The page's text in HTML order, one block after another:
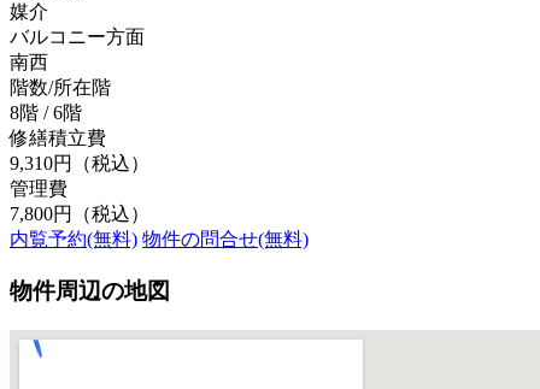
媒介
バルコニー方面
南西
階数/所在階
8階 / 6階
修繕積立費
9,310円（税込）
管理費
7,800円（税込）
内覧予約(無料) 物件の問合せ(無料)
物件周辺の地図